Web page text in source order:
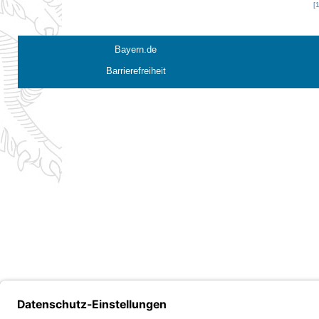
Bayern.de
Barrierefreiheit